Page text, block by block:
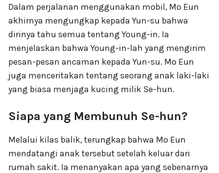
Dalam perjalanan menggunakan mobil, Mo Eun
akhirnya mengungkap kepada Yun-su bahwa
dirinya tahu semua tentang Young-in. Ia
menjelaskan bahwa Young-in-lah yang mengirim
pesan-pesan ancaman kepada Yun-su. Mo Eun
juga menceritakan tentang seorang anak laki-laki
yang biasa menjaga kucing milik Se-hun.
Siapa yang Membunuh Se-hun?
Melalui kilas balik, terungkap bahwa Mo Eun
mendatangi anak tersebut setelah keluar dari
rumah sakit. Ia menanyakan apa yang sebenarnya